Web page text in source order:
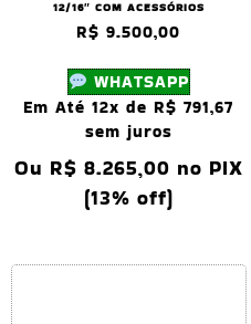
12/16″ COM ACESSÓRIOS
R$ 9.500,00
WHATSAPP
Em Até 12x deR$ 791,67
sem juros
Ou R$ 8.265,00 no PIX
(13% off)